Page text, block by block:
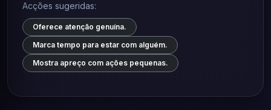
Acções sugeridas:
Oferece atenção genuína.
Marca tempo para estar com alguém.
Mostra apreço com ações pequenas.